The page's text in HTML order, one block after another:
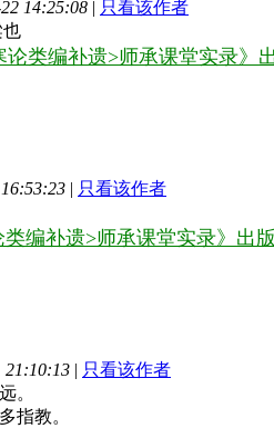
14:25:08 | 只看该作者
也
论类编补遗>师承课堂实录》
| 只看该作者
编补遗>师承课堂实录》出
21:10:13 | 只看该作者
。
指教。